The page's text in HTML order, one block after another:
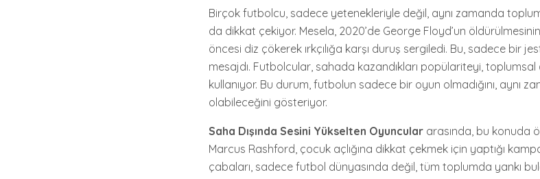
Birçok futbolcu, sadece yetenekleriyle değil, aynı zamanda
da dikkat çekiyor. Mesela, 2020’de George Floyd’un
öncesi diz çökerek ırkçılığa karşı duruş sergiledi. Bu, sadece bir
mesajdı. Futbolcular, sahada kazandıkları popülariteyi,
kullanıyor. Bu durum, futbolun sadece bir oyun olmadığını, aynı
olabileceğini gösteriyor.
Saha Dışında Sesini Yükselten Oyuncular arasında, bu konuda
Marcus Rashford, çocuk açlığına dikkat çekmek için yaptığı
çabaları, sadece futbol dünyasında değil, tüm toplumda yankı